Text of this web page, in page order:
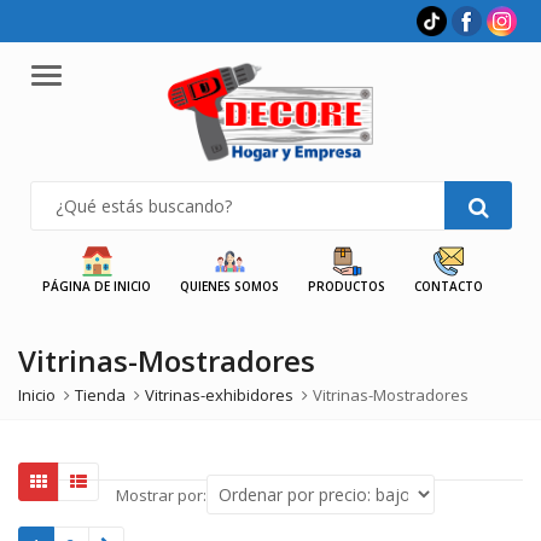
Menu
PÁGINA DE INICIO QUIENES SOMOS PRODUCTOS CONTACTO
Vitrinas-Mostradores
Inicio Tienda Vitrinas-exhibidores Vitrinas-Mostradores
Mostrar por: